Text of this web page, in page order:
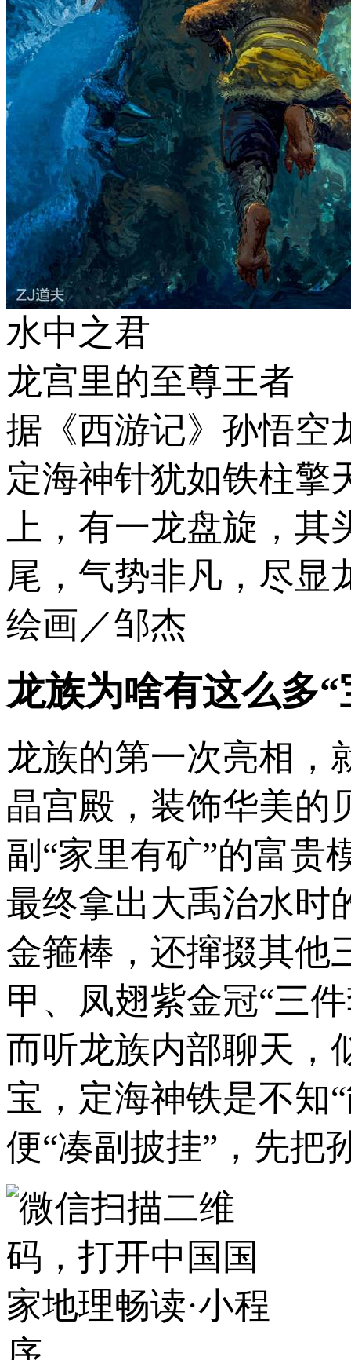
水中之君
龙宫里的至尊王者
据《西游记》孙悟空
定海神针犹如铁柱擎
上，有一龙盘旋，
尾，气势非凡，尽显
绘画／邹杰
龙族为啥有这么多“
龙族的第一次亮相，
晶宫殿，装饰华美
副“家里有矿”的富贵
最终拿出大禹治水时
金箍棒，还撺掇其他
甲、凤翅紫金冠“三
而听龙族内部聊天，
宝，定海神铁是不知
便“凑副披挂”，先把